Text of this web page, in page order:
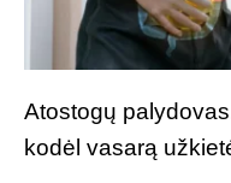
Atostogų
kodėl vasarą